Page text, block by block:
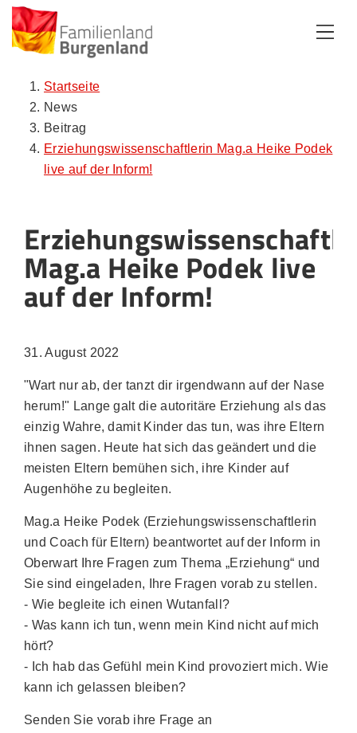
Startseite
News
Beitrag
Erziehungswissenschaftlerin Mag.a Heike Podek
live auf der Inform!
Mag.a Heike Podek live
auf der Inform!
31. August 2022
"Wart nur ab, der tanzt dir irgendwann auf der Nase
herum!" Lange galt die autoritäre Erziehung als das
einzig Wahre, damit Kinder das tun, was ihre Eltern
ihnen sagen. Heute hat sich das geändert und die
meisten Eltern bemühen sich, ihre Kinder auf
Augenhöhe zu begleiten.
Mag.a Heike Podek (Erziehungswissenschaftlerin
und Coach für Eltern) beantwortet auf der Inform in
Oberwart Ihre Fragen zum Thema „Erziehung“ und
Sie sind eingeladen, Ihre Fragen vorab zu stellen.
- Wie begleite ich einen Wutanfall?
- Was kann ich tun, wenn mein Kind nicht auf mich
hört?
- Ich hab das Gefühl mein Kind provoziert mich. Wie
kann ich gelassen bleiben?
Senden Sie vorab ihre Frage an